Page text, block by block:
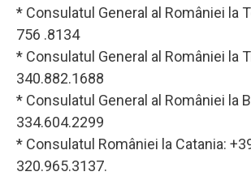
* Consulatul General al României la
756 .8134
* Consulatul General al României la
340.882.1688
* Consulatul General al României la
334.604.2299
* Consulatul României la Catania:
320.965.3137.